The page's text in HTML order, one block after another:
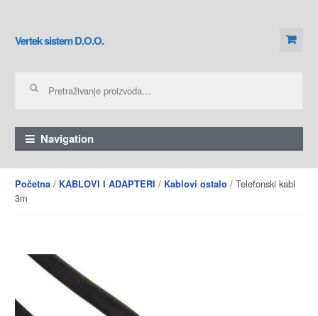
Skip to navigation
Skip to content
Vertek sistem D.O.O.
Navigation
Početna/ KABLOVI I ADAPTERI / Kablovi ostalo/ Telefonski kabl
3m